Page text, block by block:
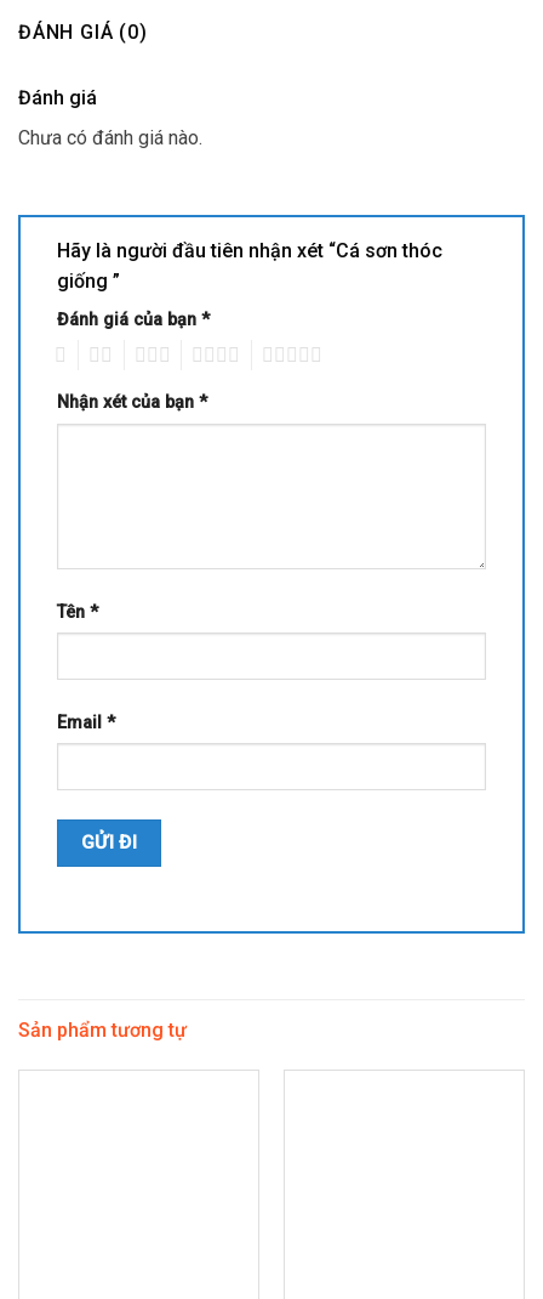
ĐÁNH GIÁ (0)
Đánh giá
Chưa có đánh giá nào.
Hãy là người đầu tiên nhận xét “Cá sơn thóc
giống ”
Đánh giá của bạn *
Nhận xét của bạn *
Tên *
Email *
Sản phẩm tương tự